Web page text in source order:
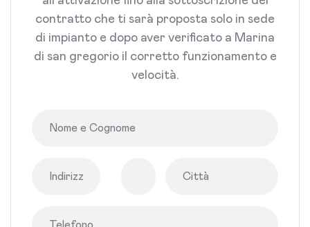
contratto che ti sarà proposta solo in sede
di impianto e dopo aver verificato a Marina
di san gregorio il corretto funzionamento e
velocità.